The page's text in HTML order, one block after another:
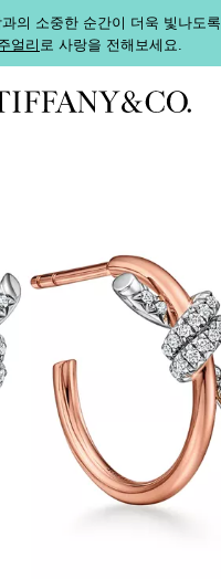
의 소중한 순간이 더욱 빛나도록
얼리로 사랑을 전해보세요.